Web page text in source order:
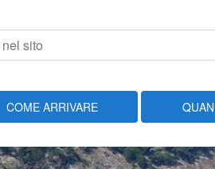
COME ARRIVARE